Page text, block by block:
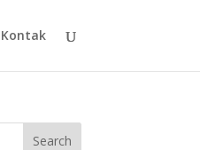
Kontak
Search